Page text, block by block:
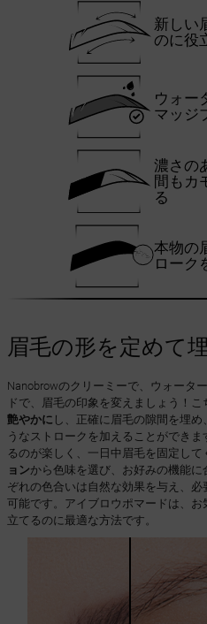
新しい
のに役
ウォー
マッジ
濃さの
間もカ
る
本物の
ローク
眉毛の形を定めて
Nanobrowのクリーミーで、ウォータ
ドで、眉毛の印象を変えましょう！
艶やかに し、正確に眉毛の隙間を埋
うなストロークを加えることができま
るのが楽しく、一日中眉毛を固定して
ョンから色味を選び、お好みの機能
ぞれの色合いは自然な効果を与え、
可能です。アイブロウポマードは、
立てるのに最適な方法です。